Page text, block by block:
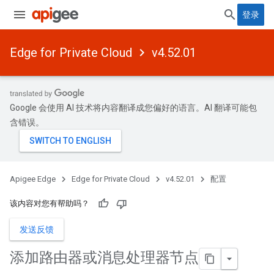
登录
Edge for Private Cloud v4.52.01
Google 会使用 AI 技术将内容翻译成您偏好的语言。AI 翻译可能包
含错误。
Apigee Edge Edge for Private Cloud v4.52.01 配置
该内容对您有帮助吗？
发送反馈
添加路由器或消息处理器节点